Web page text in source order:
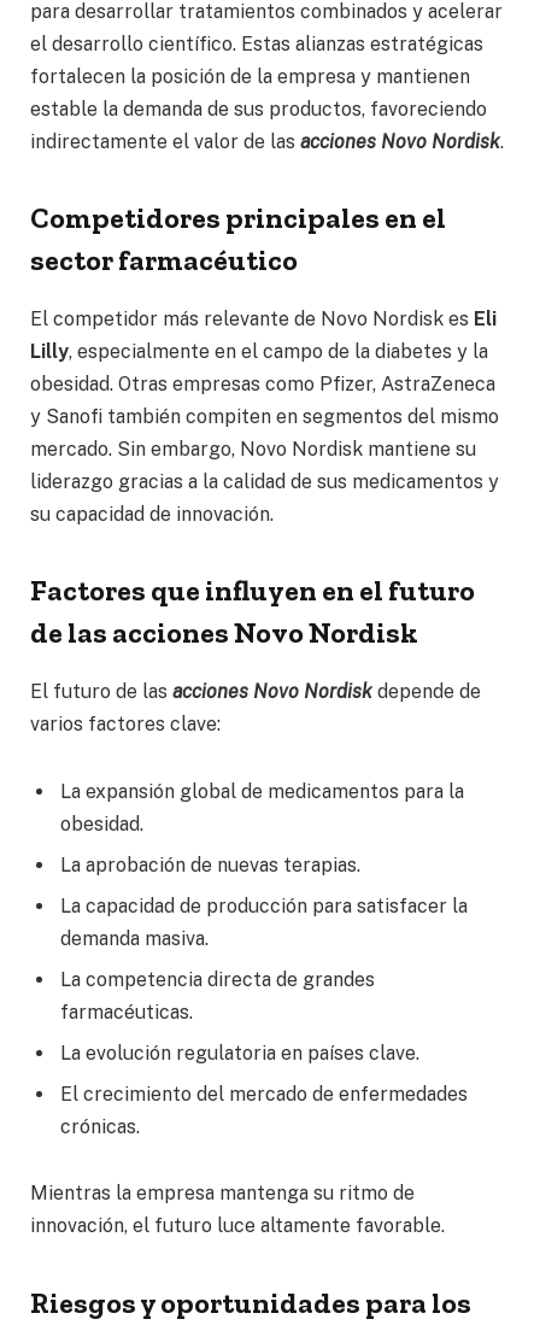
para desarrollar tratamientos combinados y acelerar
el desarrollo científico. Estas alianzas estratégicas
fortalecen la posición de la empresa y mantienen
estable la demanda de sus productos, favoreciendo
indirectamente el valor de las acciones Novo Nordisk.
Competidores principales en el
sector farmacéutico
El competidor más relevante de Novo Nordisk es Eli
Lilly, especialmente en el campo de la diabetes y la
obesidad. Otras empresas como Pfizer, AstraZeneca
y Sanofi también compiten en segmentos del mismo
mercado. Sin embargo, Novo Nordisk mantiene su
liderazgo gracias a la calidad de sus medicamentos y
su capacidad de innovación.
Factores que influyen en el futuro
de las acciones Novo Nordisk
El futuro de las acciones Novo Nordiskdepende de
varios factores clave:
La expansión global de medicamentos para la
obesidad.
La aprobación de nuevas terapias.
La capacidad de producción para satisfacer la
demanda masiva.
La competencia directa de grandes
farmacéuticas.
La evolución regulatoria en países clave.
El crecimiento del mercado de enfermedades
crónicas.
Mientras la empresa mantenga su ritmo de
innovación, el futuro luce altamente favorable.
Riesgos y oportunidades para los